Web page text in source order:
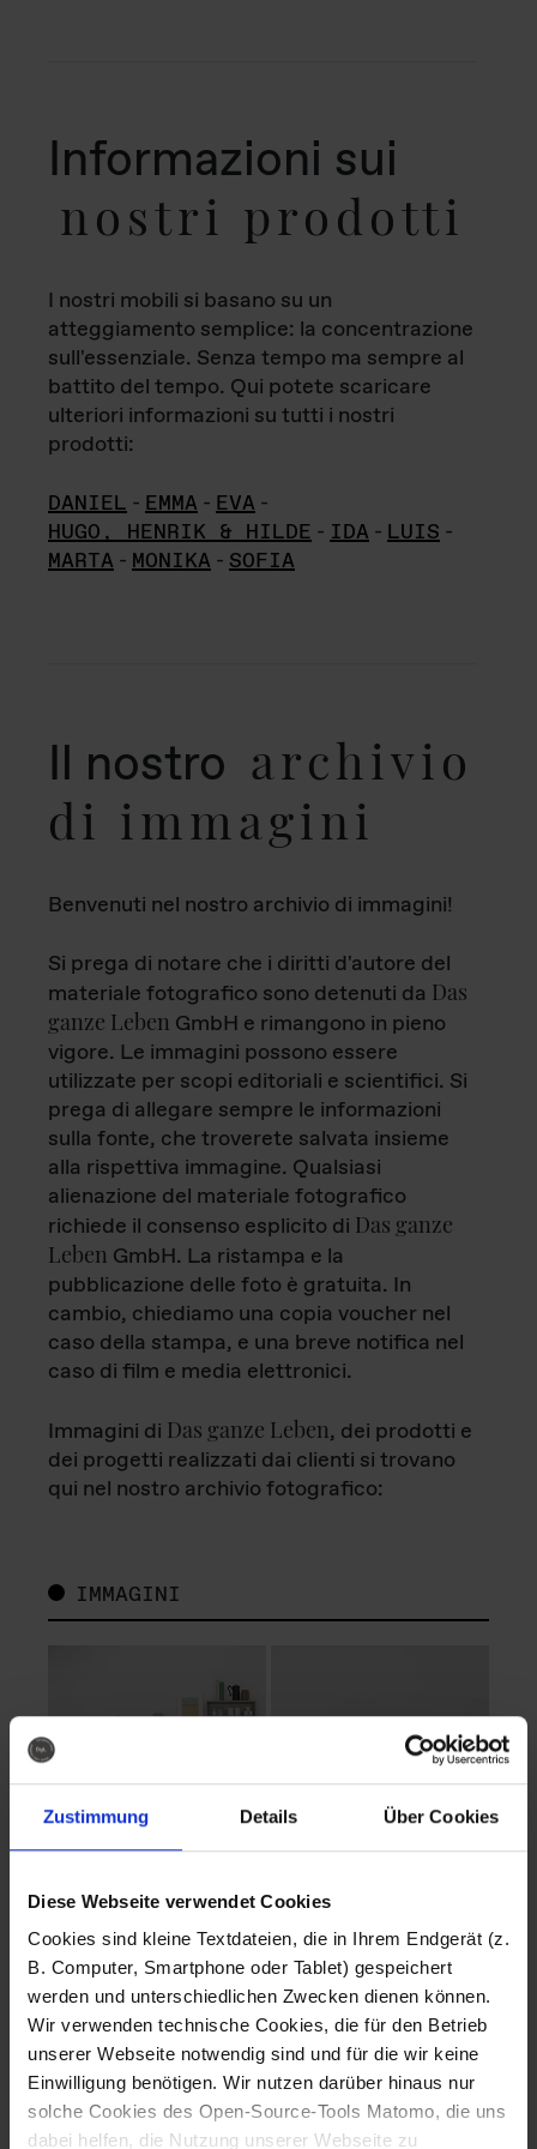
Zustimmung Details Über Cookies
Diese Webseite verwendet Cookies
Cookies sind kleine Textdateien, die in Ihrem Endgerät (z.
B. Computer, Smartphone oder Tablet) gespeichert
werden und unterschiedlichen Zwecken dienen können.
Wir verwenden technische Cookies, die für den Betrieb
unserer Webseite notwendig sind und für die wir keine
Einwilligung benötigen. Wir nutzen darüber hinaus nur
solche Cookies des Open-Source-Tools Matomo, die uns
dabei helfen, die Nutzung unserer Webseite zu
Informazioni sui
nostri prodotti
I nostri mobili si basano su un
atteggiamento semplice: la concentrazione
sull'essenziale. Senza tempo ma sempre al
battito del tempo. Qui potete scaricare
ulteriori informazioni su tutti i nostri
prodotti:
DANIEL - EMMA - EVA -
HUGO, HENRIK & HILDE - IDA - LUIS -
MARTA - MONIKA - SOFIA
Il nostro archivio
di immagini
Benvenuti nel nostro archivio di immagini!
Si prega di notare che i diritti d'autore del
materiale fotografico sono detenuti da Das
ganze Leben GmbH e rimangono in pieno
vigore. Le immagini possono essere
utilizzate per scopi editoriali e scientifici. Si
prega di allegare sempre le informazioni
sulla fonte, che troverete salvata insieme
alla rispettiva immagine. Qualsiasi
alienazione del materiale fotografico
richiede il consenso esplicito di Das ganze
Leben GmbH. La ristampa e la
pubblicazione delle foto è gratuita. In
cambio, chiediamo una copia voucher nel
caso della stampa, e una breve notifica nel
caso di film e media elettronici.
Immagini di Das ganze Leben, dei prodotti e
dei progetti realizzati dai clienti si trovano
qui nel nostro archivio fotografico:
IMMAGINI
Fotografo: Lorenz
Sternbach
Download
Fotografo: Lorenz
Sternbach
Download